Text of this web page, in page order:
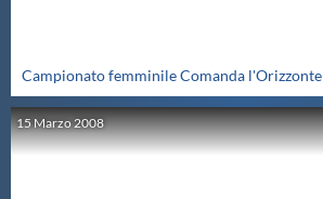
Campionato femminile Comanda l'Orizzonte
15Marzo2008